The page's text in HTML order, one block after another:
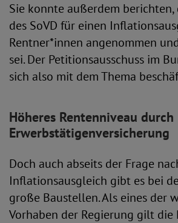
Sie konnte außerdem berichten,
des SoVD für einen
Rentner*innen angenommen
sei. Der Petitionsausschuss im
sich also mit dem Thema
Höheres Rentenniveau durch
Erwerbstätigenversicherung
Doch auch abseits der Frage
Inflationsausgleich gibt es bei
große Baustellen. Als eines der
Vorhaben der Regierung gilt die